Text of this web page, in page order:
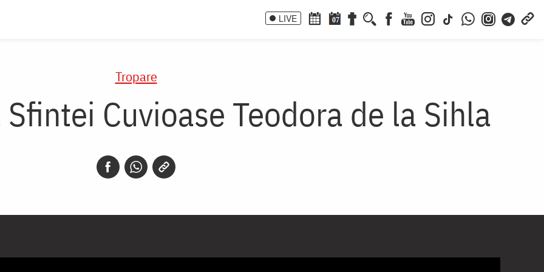
LIVE 07
Tropare
Cuvioase Teodora de la Sihla